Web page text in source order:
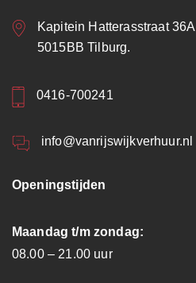
Kapitein Hatterasstraat 36A
5015BB Tilburg.
0416-700241
info@vanrijswijkverhuur.nl
Openingstijden
Maandag t/m zondag:
08.00 – 21.00 uur